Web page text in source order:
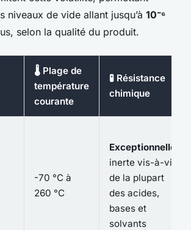
niveaux de vide allant jusqu’à 10⁻⁶
selon la qualité du produit.
🌡️ Plage de
température
courante
🧪 Résistance
chimique
-70 °C à
260 °C
Exceptionnelle
inerte vis-à-vis
de la plupart
des acides,
bases et
solvants